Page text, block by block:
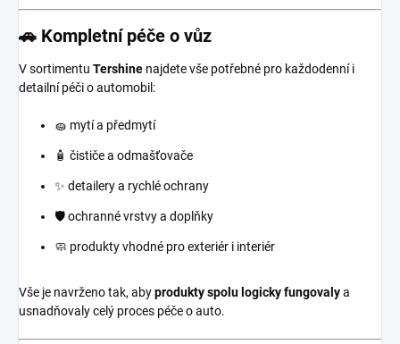
🚗 Kompletní péče o vůz
V sortimentu Tershine najdete vše potřebné pro každodenní i
detailní péči o automobil:
🧽 mytí a předmytí
🧴 čističe a odmašťovače
✨ detailery a rychlé ochrany
🛡️ ochranné vrstvy a doplňky
🧼 produkty vhodné pro exteriér i interiér
Vše je navrženo tak, abyprodukty spolu logicky fungovalya
usnadňovaly celý proces péče o auto.